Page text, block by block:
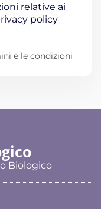
relative ai
policy
e le condizioni
Biologico